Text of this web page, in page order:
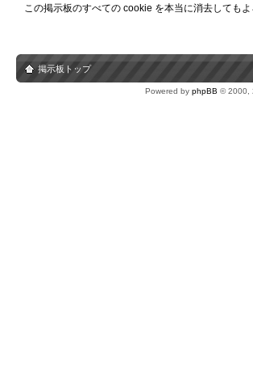
この掲示板のすべての cookie を本当に消去してもよ
掲示板トップ
Powered by phpBB © 2000,